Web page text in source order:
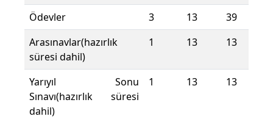
Ödevler 3 13
39
Arasınavlar(hazırlık
süresi dahil)
1 13 13
Yarıyıl Sonu
Sınavı(hazırlık süresi
dahil)
1 13 13